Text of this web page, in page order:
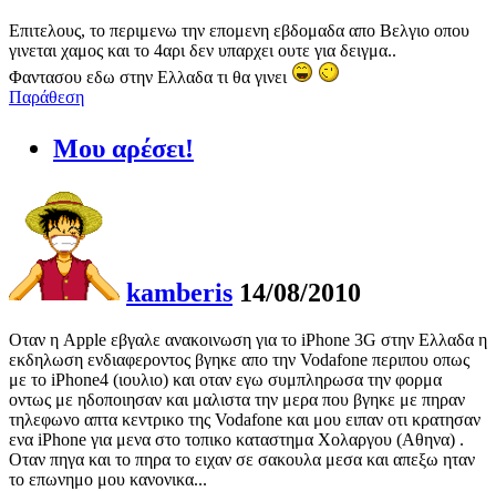
Eπιτελους, το περιμενω την επομενη εβδομαδα απο Βελγιο οπου
γινεται χαμος και το 4αρι δεν υπαρχει ουτε για δειγμα..
Φαντασου εδω στην Ελλαδα τι θα γινει
Παράθεση
Μου αρέσει!
kamberis 14/08/2010
Οταν η Apple εβγαλε ανακοινωση για το iPhone 3G στην Ελλαδα η
εκδηλωση ενδιαφεροντος βγηκε απο την Vodafone περιπου οπως
με το iPhone4 (ιουλιο) και οταν εγω συμπληρωσα την φορμα
οντως με ηδοποιησαν και μαλιστα την μερα που βγηκε με πηραν
τηλεφωνο απτα κεντρικο της Vodafone και μου ειπαν οτι κρατησαν
ενα iPhone για μενα στο τοπικο καταστημα Χολαργου (Αθηνα) .
Οταν πηγα και το πηρα το ειχαν σε σακουλα μεσα και απεξω ηταν
το επωνημο μου κανονικα...